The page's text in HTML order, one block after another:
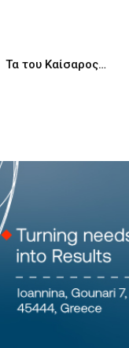
Τα του Καίσαρος…